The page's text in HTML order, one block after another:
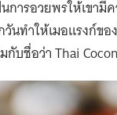
การอวยพรให้เขามี
นทำให้เมอแรงก์ข
บชื่อว่า Thai